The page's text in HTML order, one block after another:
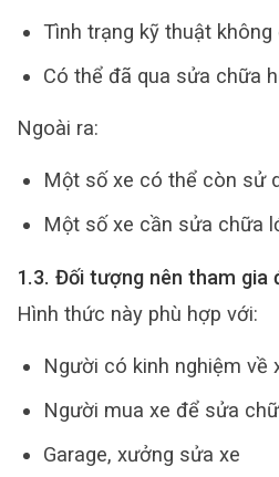
Tình trạng kỹ thuật không
Có thể đã qua sửa chữa
Ngoài ra:
Một số xe có thể còn sử
Một số xe cần sửa chữa
1.3. Đối tượng nên tham gia
Hình thức này phù hợp với:
Người có kinh nghiệm về
Người mua xe để sửa
Garage, xưởng sửa xe